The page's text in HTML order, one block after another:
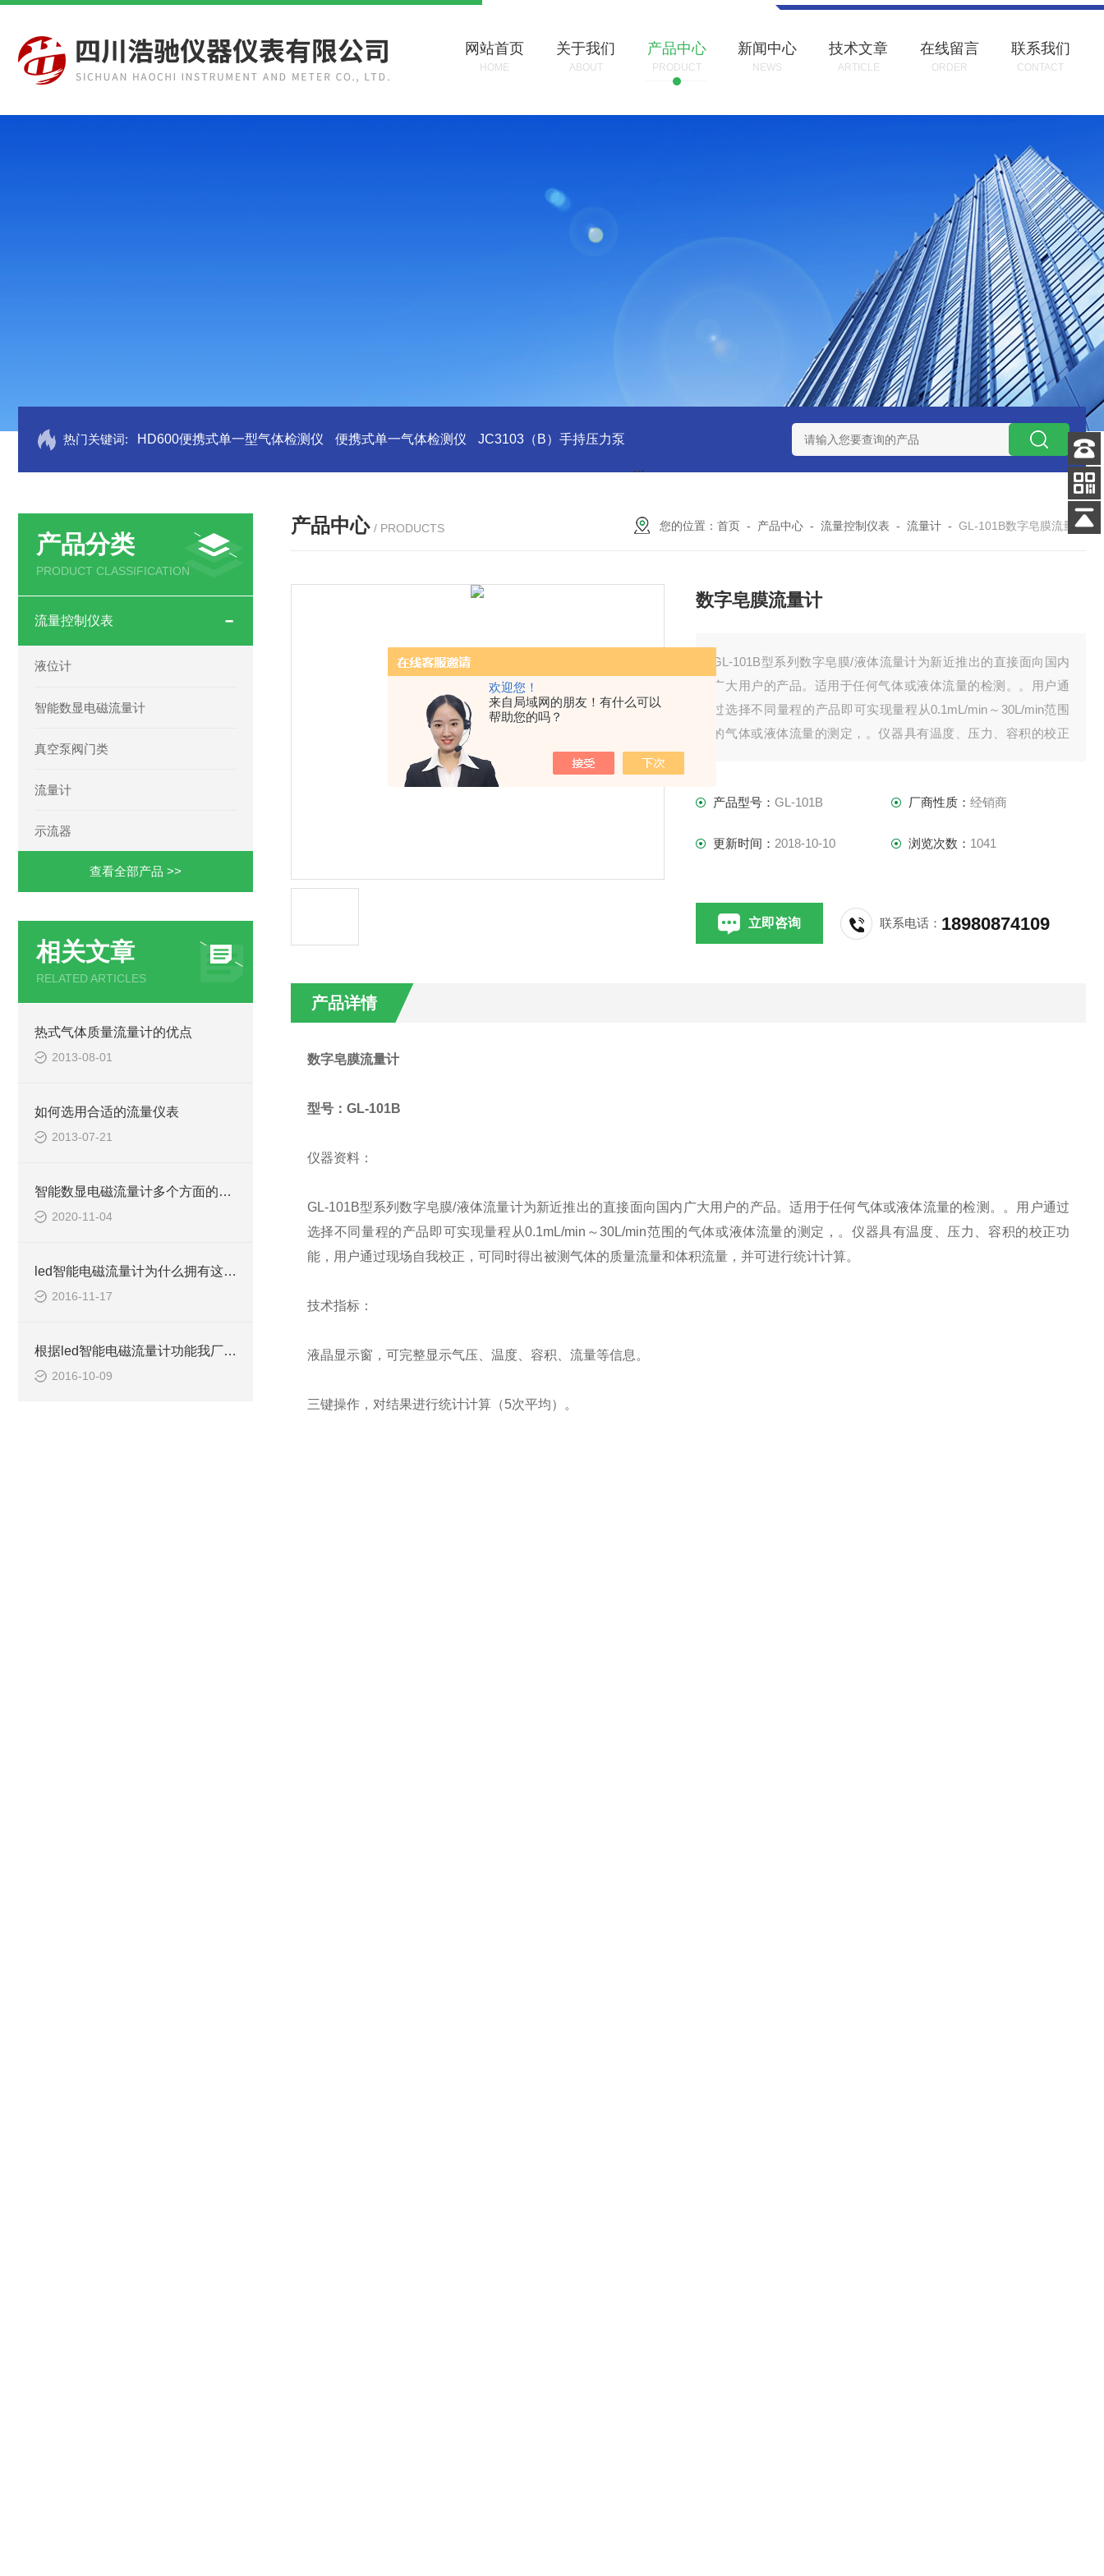
欢迎您！
来自局域网的朋友！有什么可以
帮助您的吗？
网站首页
HOME
关于我们
ABOUT
产品中心
PRODUCT
新闻中心
NEWS
技术文章
ARTICLE
在线留言
ORDER
联系我们
CONTACT
热门关键词: HD600便携式单一型气体检测仪 便携式单一气体检测仪 JC3103（B）手持压力泵 GAXT手持式单一气体检测仪 加拿大BW MC-4手
产品分类
PRODUCT CLASSIFICATION
流量控制仪表
液位计
智能数显电磁流量计
真空泵阀门类
流量计
示流器
查看全部产品 >>
相关文章
RELATED ARTICLES
热式气体质量流量计的优点
2013-08-01
如何选用合适的流量仪表
2013-07-21
智能数显电磁流量计多个方面的调试解析
2020-11-04
led智能电磁流量计为什么拥有这么好的稳定性
2016-11-17
根据led智能电磁流量计功能我厂做了许多改进
2016-10-09
产品中心 / PRODUCTS 您的位置： 首页 - 产品中心 - 流量控制仪表 - 流量计 - GL-101B数字皂膜流量计
数字皂膜流量计
GL-101B型系列数字皂膜/液体流量计为新近推出的直接面向国内
广大用户的产品。适用于任何气体或液体流量的检测。。用户通
过选择不同量程的产品即可实现量程从0.1mL/min～30L/min范围
的气体或液体流量的测定，。仪器具有温度、压力、容积的校正
产品型号：GL-101B 厂商性质： 经销商
更新时间： 2018-10-10 浏览次数： 1041
立即咨询 联系电话： 18980874109
产品详情
数字皂膜流量计
型号：GL-101B
仪器资料：
GL-101B型系列数字皂膜/液体流量计为新近推出的直接面向国内广大用户的产品。适用于任何气体或液体流量的检测。。用户通过
选择不同量程的产品即可实现量程从0.1mL/min～30L/min范围的气体或液体流量的测定，。仪器具有温度、压力、容积的校正功
能，用户通过现场自我校正，可同时得出被测气体的质量流量和体积流量，并可进行统计计算。
技术指标：
液晶显示窗，可完整显示气压、温度、容积、流量等信息。
三键操作，对结果进行统计计算（5次平均）。
客服
电话
添加
微信号